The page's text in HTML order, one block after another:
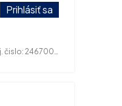
Prihlásiť sa
čislo:246700204